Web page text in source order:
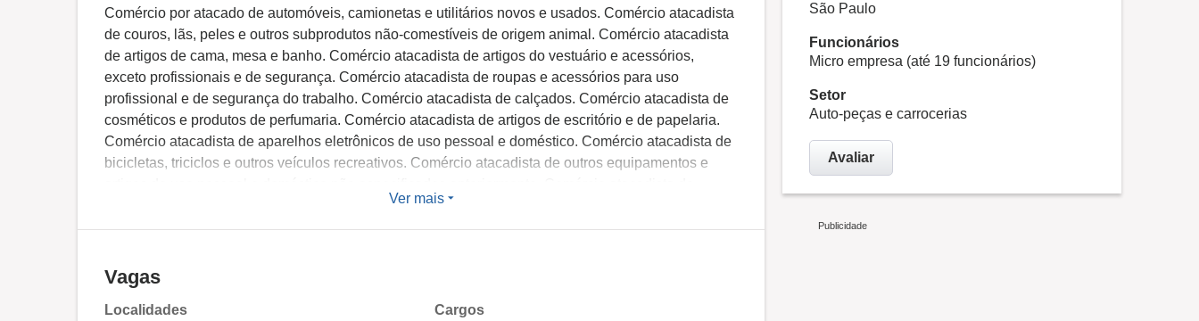
Comércio por atacado de automóveis, camionetas e utilitários novos e usados. Comércio atacadista
de couros, lãs, peles e outros subprodutos não-comestíveis de origem animal. Comércio atacadista
de artigos de cama, mesa e banho. Comércio atacadista de artigos do vestuário e acessórios,
exceto profissionais e de segurança. Comércio atacadista de roupas e acessórios para uso
profissional e de segurança do trabalho. Comércio atacadista de calçados. Comércio atacadista de
cosméticos e produtos de perfumaria. Comércio atacadista de artigos de escritório e de papelaria.
Comércio atacadista de aparelhos eletrônicos de uso pessoal e doméstico. Comércio atacadista de
bicicletas, triciclos e outros veículos recreativos. Comércio atacadista de outros equipamentos e
equipamentos de informática. Comércio atacadista de suprimentos para informática. Comércio
atacadista de componentes eletrônicos e equipamentos de telefonia e comunicação. Comércio
equipamentos não especificados anteriormente partes e peças. Comércio atacadista de ferragens e
ferramentas. Comércio atacadista especializado de materiais de construção não especificados
anteriormente. Comércio atacadista de materiais de construção em geral. Comércio atacadista de
Ver mais
Vagas
Localidades Cargos
São Paulo
Funcionários
Micro empresa (até 19 funcionários)
Setor
Auto-peças e carrocerias
Avaliar